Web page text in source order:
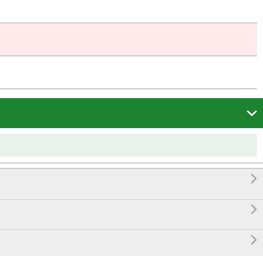



